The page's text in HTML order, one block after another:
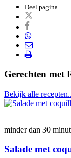
Deel pagina
Op
Facebook
WhatsApp
Via
Print
Gerechten met
Bekijk alle
minder dan 30
Salade met